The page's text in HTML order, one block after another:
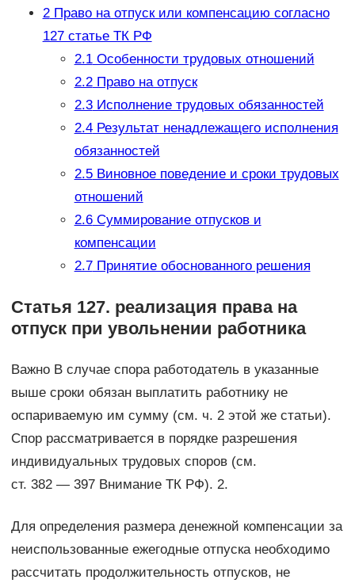
2Право на отпуск или компенсацию согласно
127 статье ТК РФ
2.1Особенности трудовых отношений
2.2Право на отпуск
2.3Исполнение трудовых обязанностей
2.4Результат ненадлежащего исполнения
обязанностей
2.5Виновное поведение и сроки трудовых
отношений
2.6Суммирование отпусков и
компенсации
2.7Принятие обоснованного решения
Статья 127. реализация права на
отпуск при увольнении работника
Важно В случае спора работодатель в указанные
выше сроки обязан выплатить работнику не
оспариваемую им сумму (см. ч. 2 этой же статьи).
Спор рассматривается в порядке разрешения
индивидуальных трудовых споров (см.
ст. 382 — 397 Внимание ТК РФ). 2.
Для определения размера денежной компенсации за
неиспользованные ежегодные отпуска необходимо
рассчитать продолжительность отпусков, не